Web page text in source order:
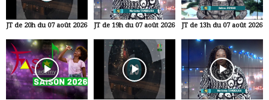
JT de 20h du 07 août 2026 JT de 19h du 07 août 2026 JT de 13h du 07 août 2026